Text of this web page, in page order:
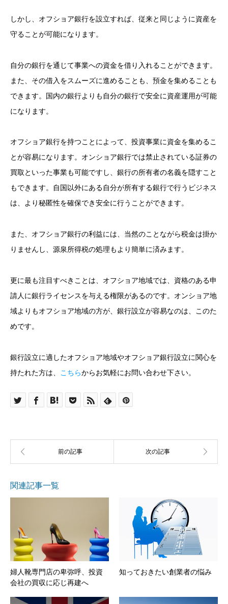
しかし、オフショア銀行を設立すれば、従来と同じように資産を
守ることが可能になります。
自分の銀行を通じて事業への資金を借り入れることができます。
また、その借入をスムーズに進めることも、預金を集めることも
できます。国内の銀行よりも自分の銀行で安全に資産運用が可能
になります。
オフショア銀行を持つことによって、投資事業に資金を集めるこ
とが容易になります。オンショア銀行では禁止されている証券の
買取といった事業も可能ですし、銀行の所有者の名義を隠すこと
もできます。自国以外にある自分が所有する銀行で行うビジネス
は、より秘匿性を確保でき安全に行うことができます。
また、オフショア銀行の利益には、当然のことながら税金は掛か
りませんし、源泉所得税の処理もより簡単に済みます。
更に最も注目すべきことは、オフショア地域では、資格のある申
請人に銀行ライセンスを与える権限があるのです。オンショア地
域よりもオフショア地域の方が、銀行設立が容易なのは、このた
めです。
銀行設立に適したオフショア地域やオフショア銀行設立に関心を
持たれた方は、 こちらからお気軽にお問い合わせ下さい。
関連記事一覧
婦人靴専門店の卑弥呼、投資
会社の買収に応じ再建へ
知っておきたい創業者の悩み